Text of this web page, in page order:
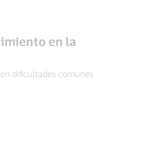
en la
dificultades comunes